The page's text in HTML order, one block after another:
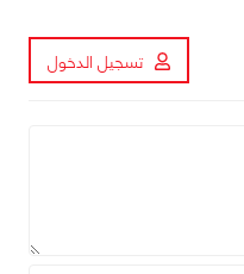
تسجيل الدخول